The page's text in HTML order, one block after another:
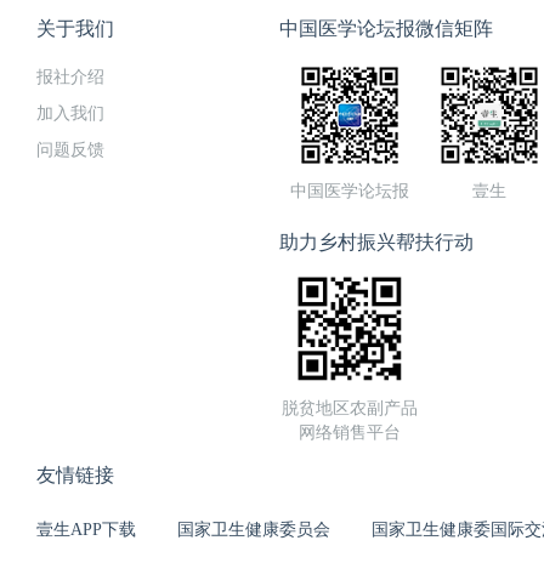
关于我们
报社介绍
加入我们
问题反馈
中国医学论坛报微信矩阵
中国医学论坛报 壹生
助力乡村振兴帮扶行动
脱贫地区农副产品
网络销售平台
友情链接
壹生APP下载 国家卫生健康委员会 国家卫生健康委国际